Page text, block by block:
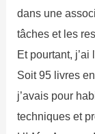
dans une
tâches et les
Et pourtant,
Soit 95 livres
j’avais pour
techniques et